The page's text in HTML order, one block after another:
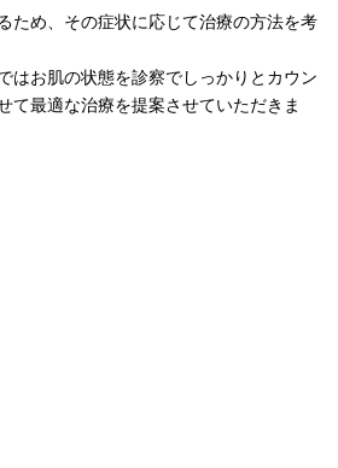
ため、その症状に応じて治療の方法を考
はお肌の状態を診察でしっかりとカウン
て最適な治療を提案させていただきま